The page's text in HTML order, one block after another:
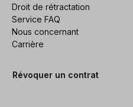
Droit de rétractation
Service FAQ
Nous concernant
Carrière
Révoquer un contrat